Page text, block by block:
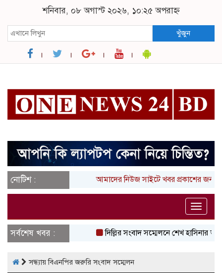
শনিবার, ০৮ অগাস্ট ২০২৬, ১০:২৫ অপরাহ্ন
খুঁজুন
নোটিশ : আমাদের নিউজ সাইটে খবর প্রকাশের
Toggle
সর্বশেষ খবর :
দিল্লির সংবাদ সম্মেলনে শেখ হাসিনার
সন্ধ্যায় বিএনপির জরুরি সংবাদ সম্মেলন